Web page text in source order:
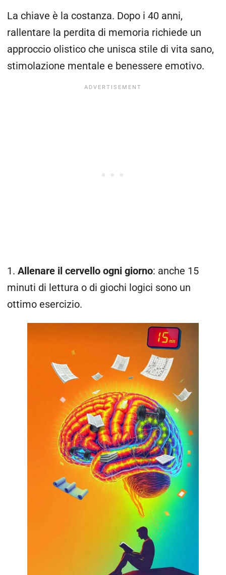
La chiave è la costanza. Dopo i 40 anni,
rallentare la perdita di memoria richiede un
approccio olistico che unisca stile di vita sano,
stimolazione mentale e benessere emotivo.
1. Allenare il cervello ogni giorno: anche 15
minuti di lettura o di giochi logici sono un
ottimo esercizio.